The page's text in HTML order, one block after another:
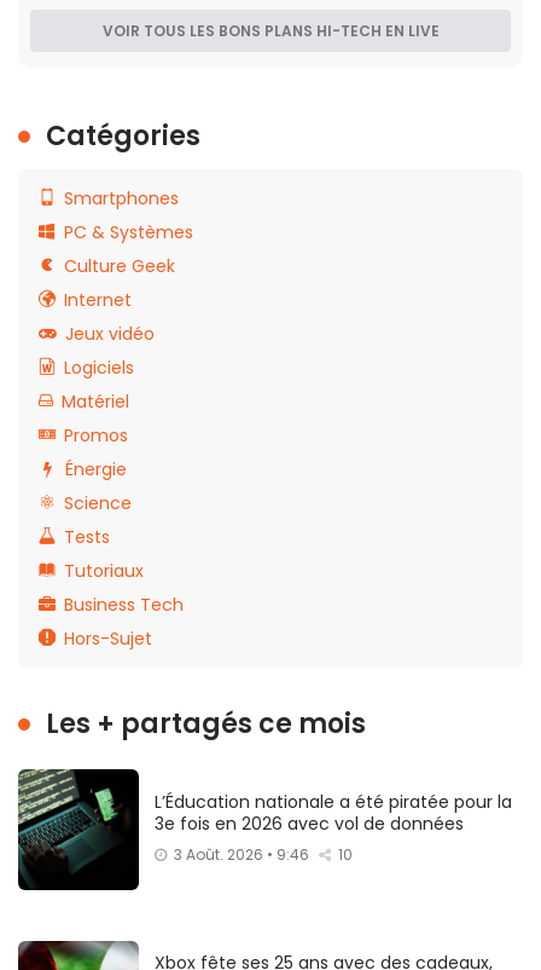
VOIR TOUS LES BONS PLANS HI-TECH EN LIVE
Catégories
Smartphones
PC & Systèmes
Culture Geek
Internet
Jeux vidéo
Logiciels
Matériel
Promos
Énergie
Science
Tests
Tutoriaux
Business Tech
Hors-Sujet
Les + partagés ce mois
L’Éducation nationale a été piratée pour la
3e fois en 2026 avec vol de données
3 Août. 2026 • 9:46 10
Xbox fête ses 25 ans avec des cadeaux,